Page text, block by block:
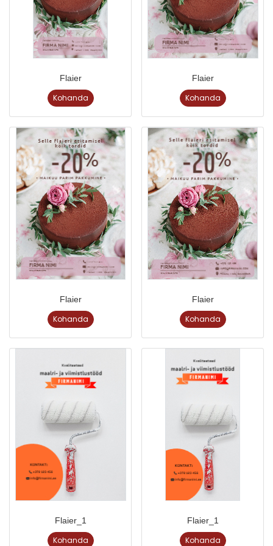
Flaier
Kohanda
Flaier
Kohanda
Flaier
Kohanda
Flaier
Kohanda
Flaier_1
Kohanda
Flaier_1
Kohanda